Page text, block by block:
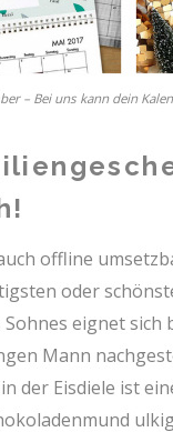
– Bei uns kann dein
offline
oder
eignet
Mann
der Eisdiele ist